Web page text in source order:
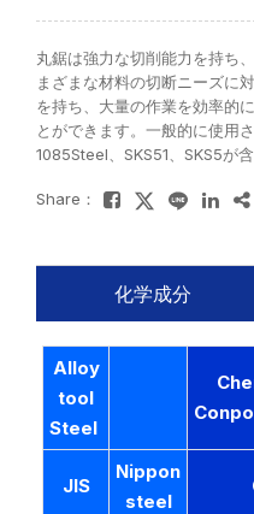
丸鋸は強力な切削能力を持ち
まざまな材料の切断ニーズに
を持ち、大量の作業を効率的
とができます。一般的に使用
1085Steel、SKS51、SKS5が含
Share：
化学成分
Alloy
tool
Steel
JIS
Nippon
steel